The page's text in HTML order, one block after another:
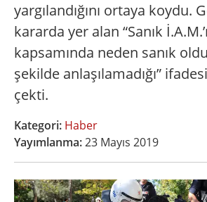
yargılandığını ortaya koydu.
kararda yer alan “Sanık
kapsamında neden sanık
şekilde anlaşılamadığı”
çekti.
Kategori: Haber
Yayımlanma:23 Mayıs 2019